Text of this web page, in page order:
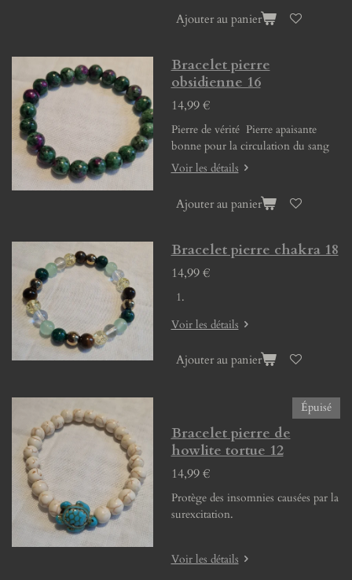
Ajouter au panier
Bracelet pierre
obsidienne 16
14,99 €
Pierre de vérité Pierre apaisante
bonne pour la circulation du sang
Voir les détails
Ajouter au panier
Bracelet pierre chakra 18
14,99 €
Voir les détails
Ajouter au panier
Épuisé
Bracelet pierre de
howlite tortue 12
14,99 €
Protège des insomnies causées par la
surexcitation.
Voir les détails